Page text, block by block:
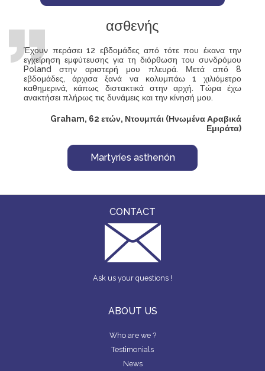
ασθενής
Έχουν περάσει 12 εβδομάδες από τότε που έκανα την
εγχείρηση εμφύτευσης για τη διόρθωση του συνδρόμου
Poland στην αριστερή μου πλευρά. Μετά από 8
εβδομάδες, άρχισα ξανά να κολυμπάω 1 χιλιόμετρο
καθημερινά, κάπως διστακτικά στην αρχή. Τώρα έχω
ανακτήσει πλήρως τις δυνάμεις και την κίνησή μου.
Graham, 62 ετών, Ντουμπάι (Ηνωμένα Αραβικά
Εμιράτα)
Martyríes asthenón
CONTACT
Ask us your questions !
ABOUT US
Who are we ?
Testimonials
News